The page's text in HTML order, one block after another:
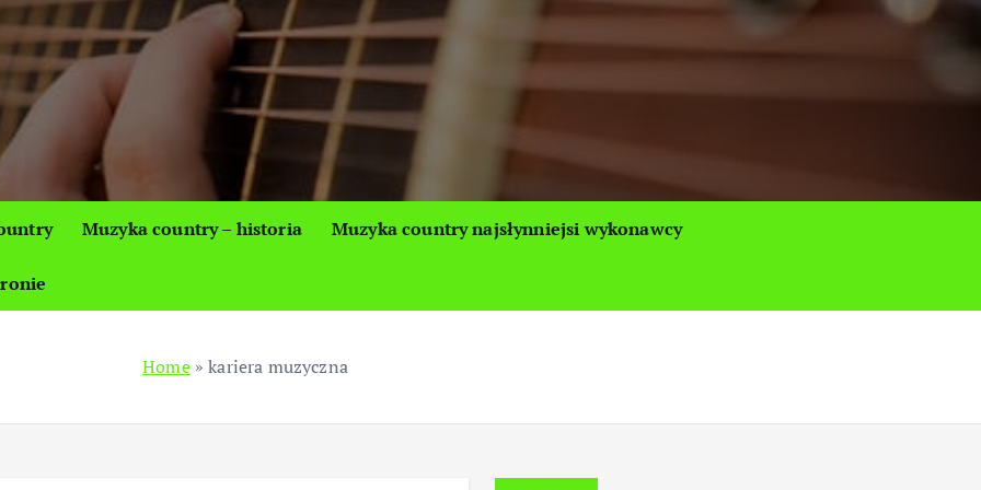
Muzyka country – historia Muzyka country najsłynniejsi wykonawcy
Home»kariera muzyczna